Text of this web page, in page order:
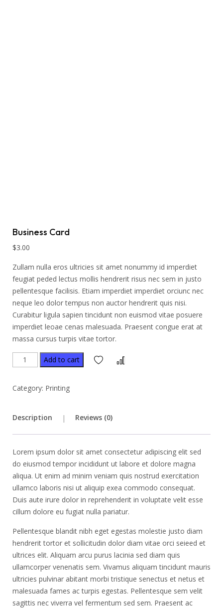
Business Card
$3.00
Zullam nulla eros ultricies sit amet nonummy id imperdiet
feugiat peded lectus mollis hendrerit risus nec sem in justo
pellentesque facilisis. Etiam imperdiet imperdiet orciunc nec
neque leo dolor tempus non auctor hendrerit quis nisi.
Curabitur ligula sapien tincidunt non euismod vitae posuere
imperdiet leoae cenas malesuada. Praesent congue erat at
massa cursus turpis vitae tortor.
Add to cart
Category: Printing
Description Reviews (0)
Lorem ipsum dolor sit amet consectetur adipiscing elit sed
do eiusmod tempor incididunt ut labore et dolore magna
aliqua. Ut enim ad minim veniam quis nostrud exercitation
ullamco laboris nisi ut aliquip exea commodo consequat.
Duis aute irure dolor in reprehenderit in voluptate velit esse
cillum dolore eu fugiat nulla pariatur.
Pellentesque blandit nibh eget egestas molestie justo diam
hendrerit tortor et sollicitudin dolor diam vitae orci seieed et
ultrices elit. Aliquam arcu purus lacinia sed diam quis
ullamcorper venenatis sem. Vivamus aliquam tincidunt mauris
ultricies pulvinar abitant morbi tristique senectus et netus et
malesuada fames ac turpis egestas. Pellentesque sem velit
sagittis nec viverra vel fermentum sed sem. Praesent ac